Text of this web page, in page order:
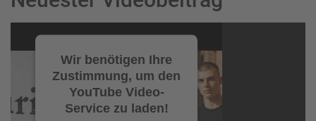
Player
Wir benötigen Ihre
Zustimmung, um den
YouTube Video-
Service zu laden!